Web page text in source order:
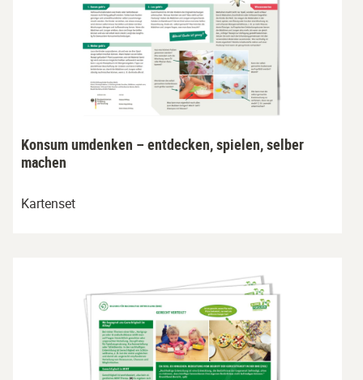
Konsum umdenken – entdecken, spielen, selber
machen
Kartenset